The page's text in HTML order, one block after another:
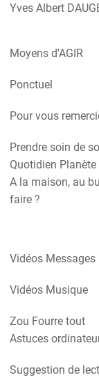
Yves Albert
Moyens d'AGIR
Ponctuel
Pour vous
Prendre soin de
Quotidien Planète
A la maison, au
faire ?
Vidéos Messages
Vidéos Musique
Zou Fourre tout
Astuces
Suggestion de